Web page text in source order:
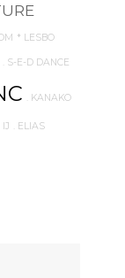
* LESBO
. S-E-D DANCE
. KANAKO
. ELIAS